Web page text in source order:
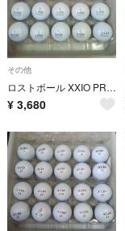
その他
ロストボール XXIO PREMIUM FEEL プラチナ 20年 20球
¥ 3,680